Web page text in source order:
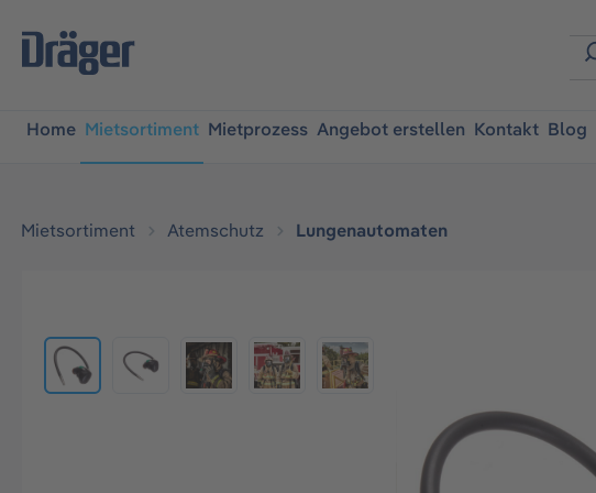
Home Mietsortiment Mietprozess Angebot erstellen Kontakt Blog
Mietsortiment Atemschutz Lungenautomaten